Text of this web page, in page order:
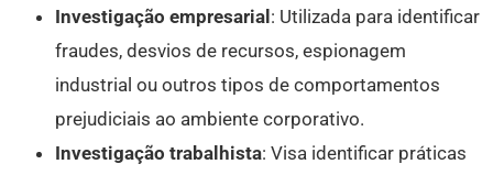
Investigação empresarial : Utilizada para identificar
fraudes, desvios de recursos, espionagem
industrial ou outros tipos de comportamentos
prejudiciais ao ambiente corporativo.
Investigação trabalhista: Visa identificar práticas